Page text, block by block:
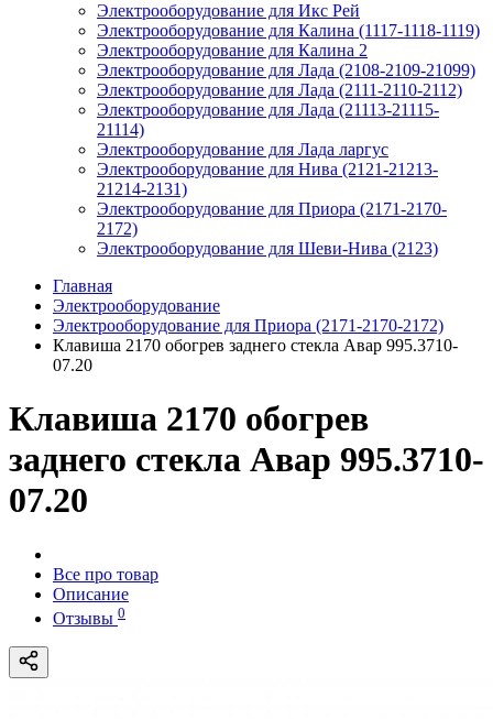
Электрооборудование для Икс Рей
Электрооборудование для Калина (1117-1118-1119)
Электрооборудование для Калина 2
Электрооборудование для Лада (2108-2109-21099)
Электрооборудование для Лада (2111-2110-2112)
Электрооборудование для Лада (21113-21115-
21114)
Электрооборудование для Лада ларгус
Электрооборудование для Нива (2121-21213-
21214-2131)
Электрооборудование для Приора (2171-2170-
2172)
Электрооборудование для Шеви-Нива (2123)
Главная
Электрооборудование
Электрооборудование для Приора (2171-2170-2172)
Клавиша 2170 обогрев заднего стекла Авар 995.3710-
07.20
Клавиша 2170 обогрев
заднего стекла Авар 995.3710-
07.20
Все про товар
Описание
Отзывы 0